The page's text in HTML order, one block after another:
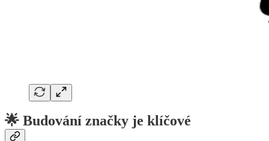
🌟 Budování značky je klíčové